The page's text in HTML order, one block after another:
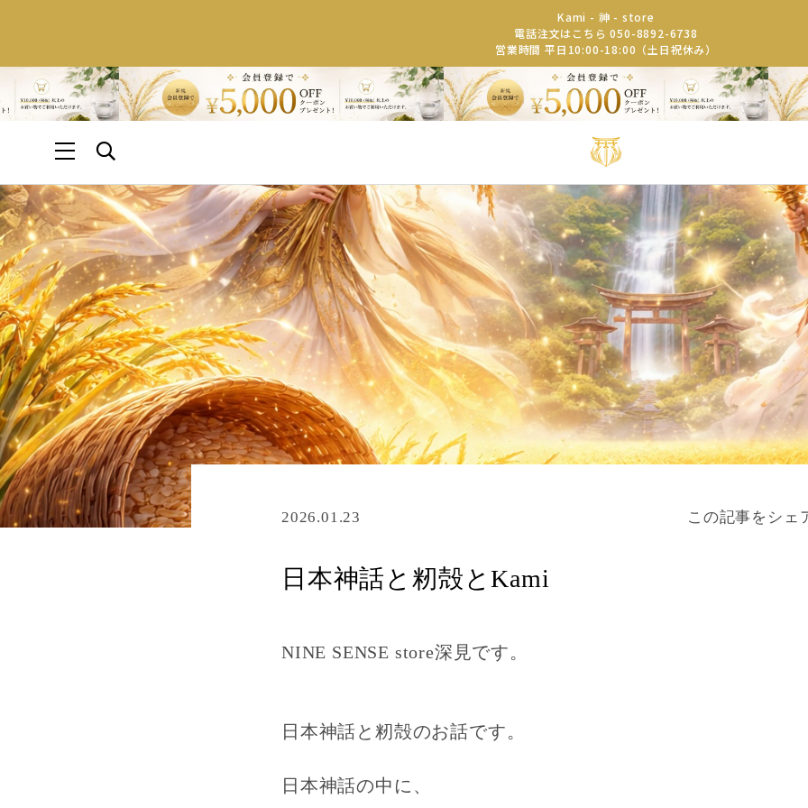
Kami - 神 - store
電話注文はこちら 050-8892-6738
営業時間 平日10:00-18:00（土日祝休み）
2026.01.23 この記事をシェ
日本神話と籾殻とKami
NINE SENSE store深見です。
日本神話と籾殻のお話です。
日本神話の中に、